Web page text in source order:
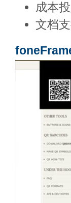
成本
文档支